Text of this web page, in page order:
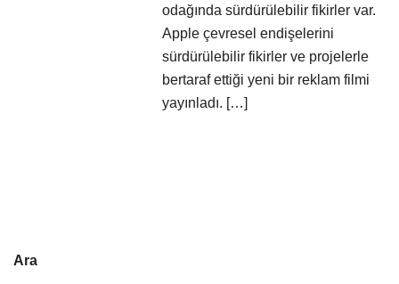
odağında sürdürülebilir fikirler var.
Apple çevresel endişelerini
sürdürülebilir fikirler ve projelerle
bertaraf ettiği yeni bir reklam filmi
yayınladı. […]
Ara